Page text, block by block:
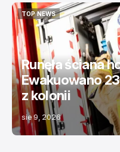
TOP NEWS
TOP NEWS
Runęła ściana
Ewakuowano
z kolonii
sie 9, 2026